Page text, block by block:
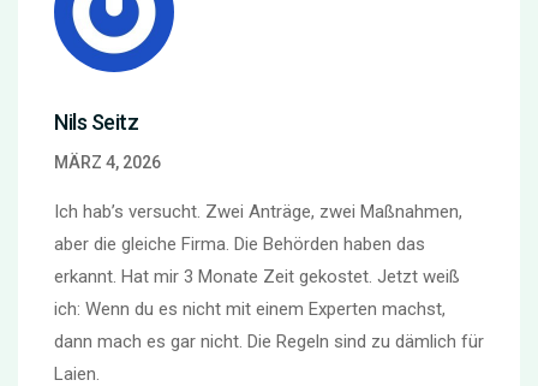
Nils Seitz
MÄRZ 4, 2026
Ich hab’s versucht. Zwei Anträge, zwei Maßnahmen,
aber die gleiche Firma. Die Behörden haben das
erkannt. Hat mir 3 Monate Zeit gekostet. Jetzt weiß
ich: Wenn du es nicht mit einem Experten machst,
dann mach es gar nicht. Die Regeln sind zu dämlich für
Laien.